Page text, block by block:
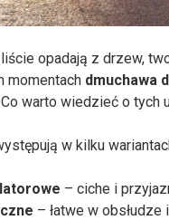
opadają z drzew,
momentach dmuchawa
warto wiedzieć o tych
w kilku
– ciche i
– łatwe w